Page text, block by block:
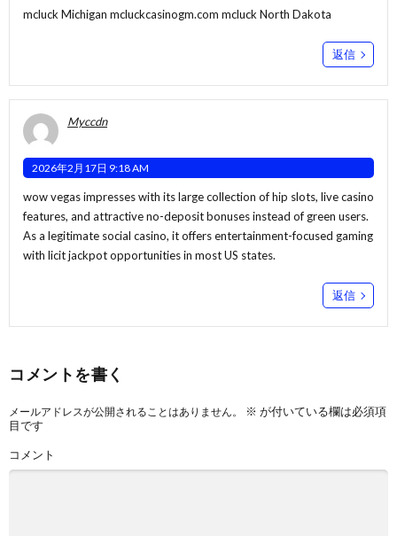
mcluck Michigan mcluckcasinogm.com mcluck North Dakota
返信
Myccdn
2026年2月17日 9:18 AM
wow vegasimpresses with its large collection of hip slots, live casino
features, and attractive no-deposit bonuses instead of green users.
As a legitimate social casino, it offers entertainment-focused gaming
with licit jackpot opportunities in most US states.
返信
コメントを書く
メールアドレスが公開されることはありません。 ※ が付いている欄は必須項
目です
コメント